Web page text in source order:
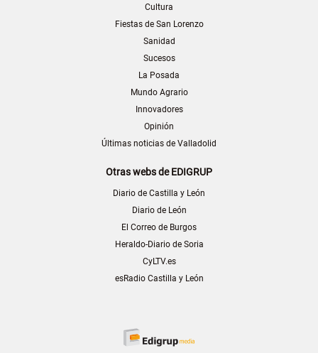
Cultura
Fiestas de San Lorenzo
Sanidad
Sucesos
La Posada
Mundo Agrario
Innovadores
Opinión
Últimas noticias de Valladolid
Otras webs de EDIGRUP
Diario de Castilla y León
Diario de León
El Correo de Burgos
Heraldo-Diario de Soria
CyLTV.es
esRadio Castilla y León